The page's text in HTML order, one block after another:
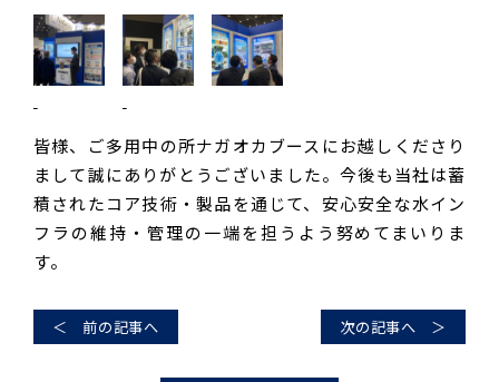
皆様、ご多用中の所ナガオカブースにお越しくださり
まして誠にありがとうございました。今後も当社は蓄
積されたコア技術・製品を通じて、安心安全な水イン
フラの維持・管理の一端を担うよう努めてまいりま
す。
＜ 前の記事へ 次の記事へ ＞